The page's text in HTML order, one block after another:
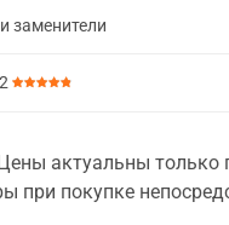
заменители
2
актуальны только
при покупке